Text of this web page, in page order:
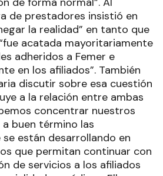
de prestadores insistió en
la realidad” en tanto que
acatada mayoritariamente
adheridos a Femer e
en los afiliados”. También
discutir sobre esa cuestión
a la relación entre ambas
concentrar nuestros
buen término las
están desarrollando en
que permitan continuar con
de servicios a los afiliados